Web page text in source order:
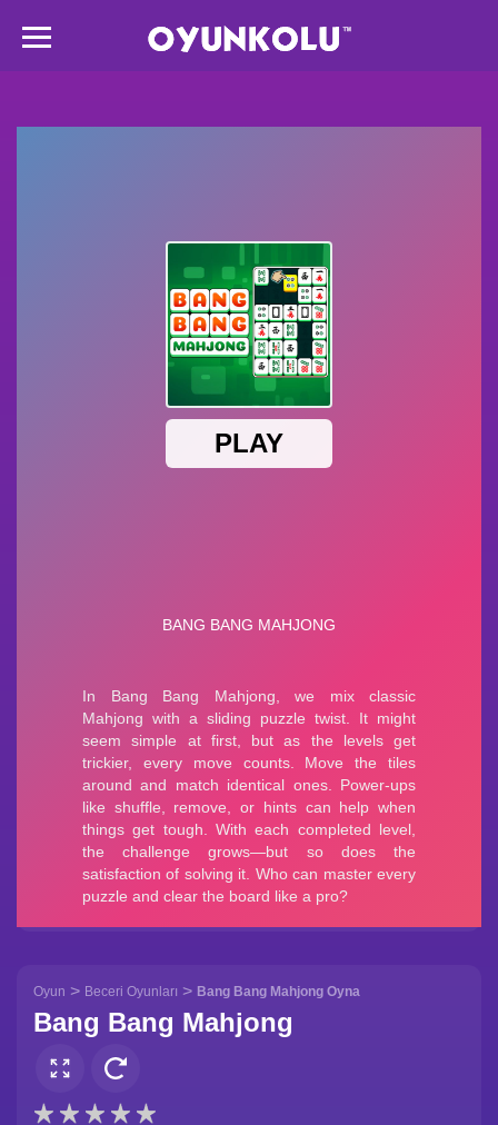
Oyun > Beceri Oyunları > Bang Bang Mahjong Oyna
Bang Bang Mahjong